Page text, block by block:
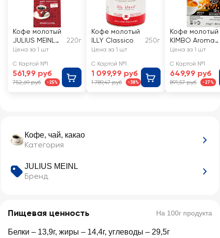
Кофе, чай, какао
Категория
JULIUS MEINL
Бренд
Пищевая ценность На 100г продукта
Белки – 13,9г, жиры – 14,4г, углеводы – 29,5г
Кофе молотый
JULIUS MEINL
Prasident
жареный
220г
Цена за 1 шт
С Картой №1
561,99 руб
752,69 руб -25%
Кофе молотый
ILLY Classico
250г
Цена за 1 шт
С Картой №1
1 099,99 руб
1 789,47 руб -38%
Кофе молотый
KIMBO Aroma
Intenso
Цена за 1 шт
С Картой №1
649,99 руб
891,57 руб -27%